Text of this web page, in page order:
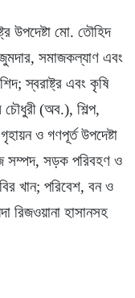
উপদেষ্টা মো. তৌহিদ
সমাজকল্যাণ এবং
স্বরাষ্ট্র এবং কৃষি
চৌধুরী (অব.), শিল্প,
ও গণপূর্ত উপদেষ্টা
সম্পদ, সড়ক পরিবহণ ও
খান; পরিবেশ, বন ও
রিজওয়ানা হাসানসহ